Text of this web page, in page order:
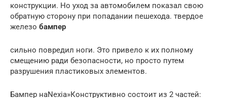
конструкции. Но уход за автомобилем показал свою
обратную сторону при попадании пешехода. твердое
железо бампер
сильно повредил ноги. Это привело к их полному
смещению ради безопасности, но просто путем
разрушения пластиковых элементов.
Бампер наNexia»Конструктивно состоит из 2 частей: